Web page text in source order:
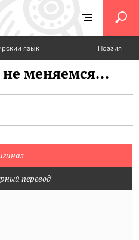
язык Поэзия
меняемся...
перевод